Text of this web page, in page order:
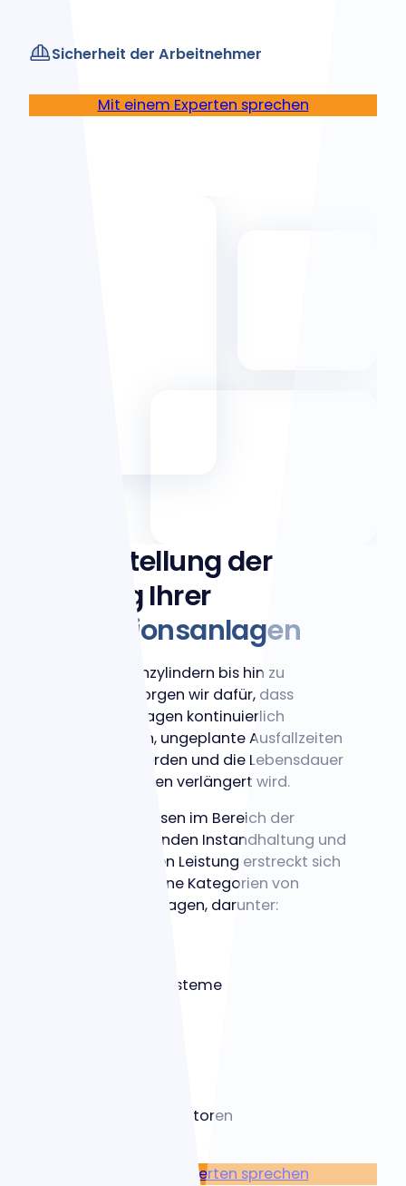
Sicherheit der Arbeitnehmer
Mit einem Experten sprechen
Sicherstellung der
Leistung Ihrer
Produktionsanlagen
Von Trockenzylindern bis hin zu
Filzwalzen sorgen wir dafür, dass
kritische Anlagen kontinuierlich
funktionieren, ungeplante Ausfallzeiten
minimiert werden und die Lebensdauer
Ihrer Maschinen verlängert wird.
Unser Fachwissen im Bereich der
vorausschauenden Instandhaltung und
der industriellen Leistung erstreckt sich
auf verschiedene Kategorien von
Produktionsanlagen, darunter:
Übertragungssysteme
Brennofen-Ventilatoren
Mit einem Experten sprechen